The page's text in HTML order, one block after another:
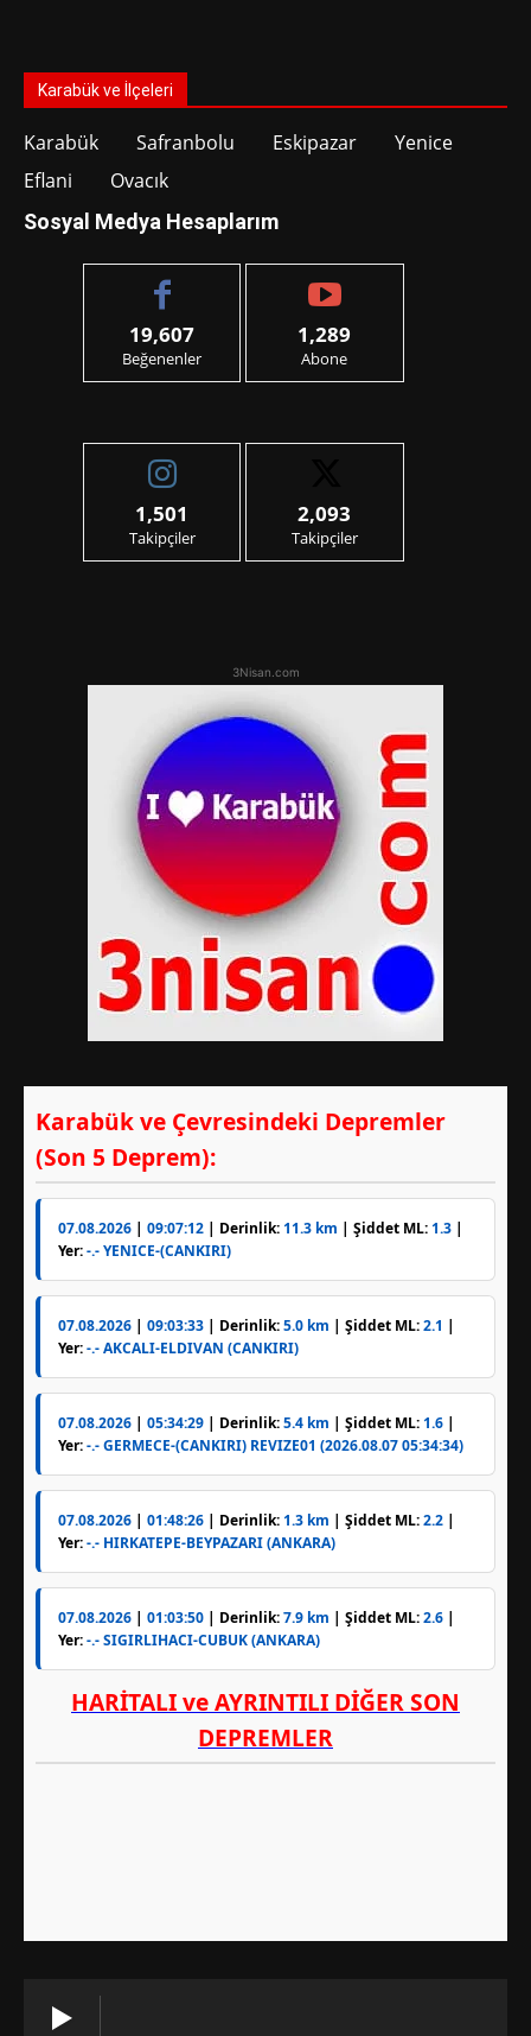
Karabük ve İlçeleri
Karabük Safranbolu Eskipazar
Yenice
Eflani
Ovacık
Sosyal Medya Hesaplarım
19,607
Beğenenler
1,289
Abone
1,501
Takipçiler
2,093
Takipçiler
3Nisan.com